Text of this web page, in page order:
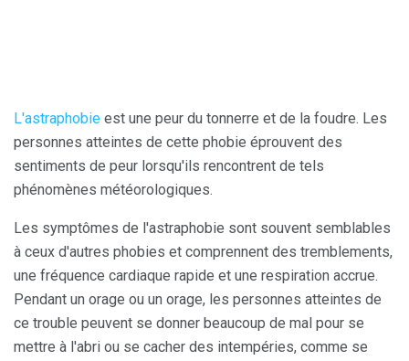
L'astraphobie est une peur du tonnerre et de la foudre. Les
personnes atteintes de cette phobie éprouvent des
sentiments de peur lorsqu'ils rencontrent de tels
phénomènes météorologiques.
Les symptômes de l'astraphobie sont souvent semblables
à ceux d'autres phobies et comprennent des tremblements,
une fréquence cardiaque rapide et une respiration accrue.
Pendant un orage ou un orage, les personnes atteintes de
ce trouble peuvent se donner beaucoup de mal pour se
mettre à l'abri ou se cacher des intempéries, comme se